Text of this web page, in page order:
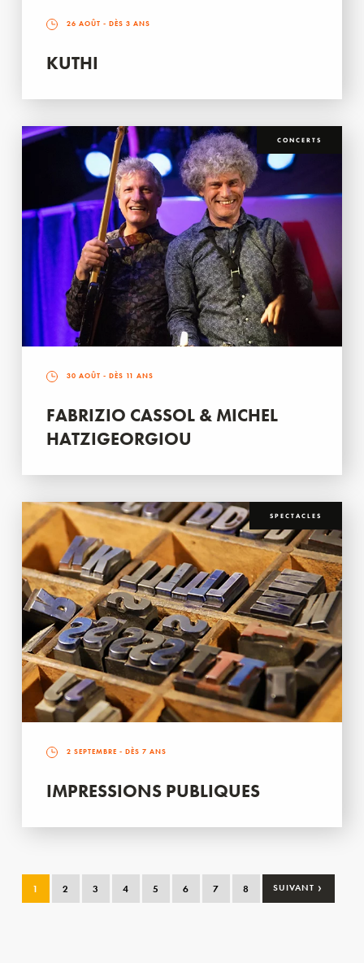
26 AOÛT - DÈS 3 ANS
KUTHI
CONCERTS
30 AOÛT - DÈS 11 ANS
FABRIZIO CASSOL & MICHEL
HATZIGEORGIOU
SPECTACLES
2 SEPTEMBRE - DÈS 7 ANS
IMPRESSIONS PUBLIQUES
1 2 3 4 5 6 7 8 SUIVANT ›